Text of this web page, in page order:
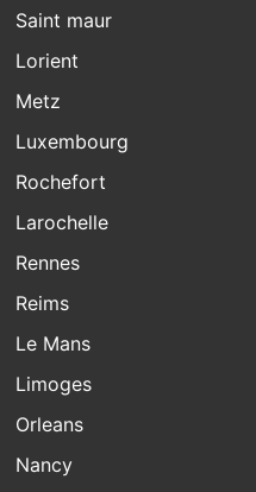
Saint maur
Lorient
Metz
Luxembourg
Rochefort
Larochelle
Rennes
Reims
Le Mans
Limoges
Orleans
Nancy